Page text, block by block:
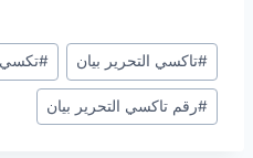
وسوم
المقال:
#تاكسي التحرير بيان #تكسي
#رقم تاكسي التحرير بيان